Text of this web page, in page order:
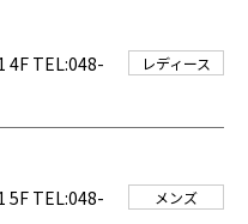
4F TEL:048-
レディース
5F TEL:048-
メンズ